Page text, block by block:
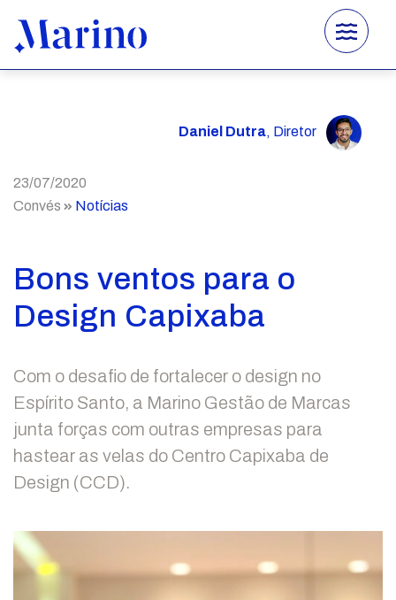
Projetos
Contato
Instagram
WhatsApp
Como
Chegar
+55 27
99690-
7205
8136
contato@marino.com.br
Daniel Dutra, Diretor
23/07/2020
Convés
Notícias
Bons ventos para o
Design Capixaba
Com o desafio de fortalecer o design no
Espírito Santo, a Marino Gestão de Marcas
junta forças com outras empresas para
hastear as velas do Centro Capixaba de
Design (CCD).